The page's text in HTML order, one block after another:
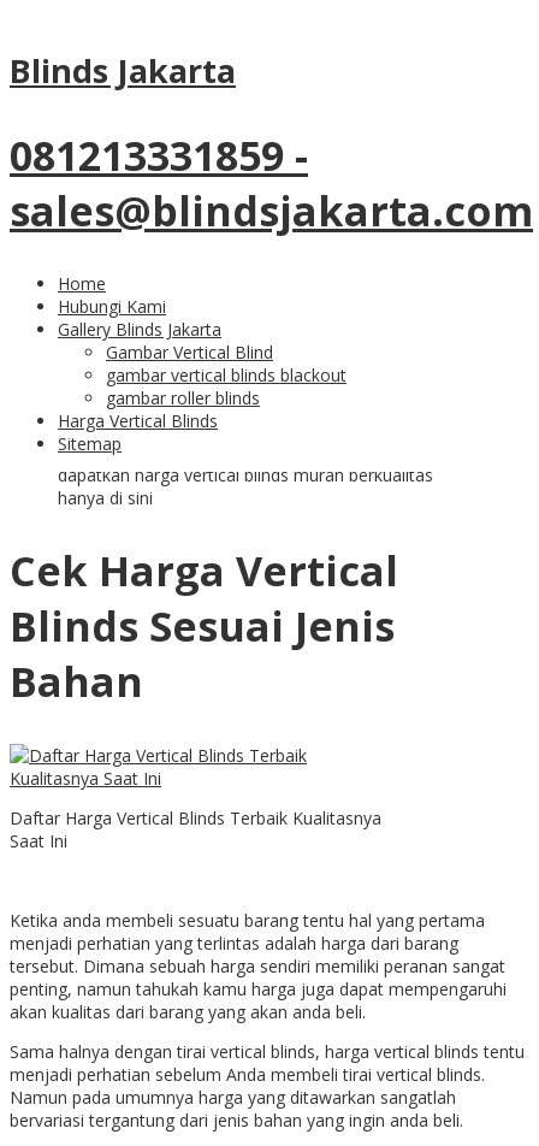
Blinds Jakarta
081213331859 -
sales@blindsjakarta.com
Home
Hubungi Kami
Gallery Blinds Jakarta
Gambar Vertical Blind
gambar vertical blinds blackout
gambar roller blinds
Harga Vertical Blinds
Sitemap
Tag Archives:
blinds murah
23 Sep
Daftar Harga Vertical
Blinds Terbaik
Kualitasnya Saat Ini
dapatkan harga vertical blinds murah berkualitas
hanya di sini
Cek Harga Vertical
Blinds Sesuai Jenis
Bahan
Daftar Harga Vertical Blinds Terbaik Kualitasnya
Saat Ini
Ketika anda membeli sesuatu barang tentu hal yang pertama
menjadi perhatian yang terlintas adalah harga dari barang
tersebut. Dimana sebuah harga sendiri memiliki peranan sangat
penting, namun tahukah kamu harga juga dapat mempengaruhi
akan kualitas dari barang yang akan anda beli.
Sama halnya dengan tirai vertical blinds, harga vertical blinds tentu
menjadi perhatian sebelum Anda membeli tirai vertical blinds.
Namun pada umumnya harga yang ditawarkan sangatlah
bervariasi tergantung dari jenis bahan yang ingin anda beli.